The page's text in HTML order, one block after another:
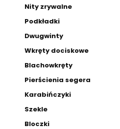
Nity zrywalne
Podkładki
Dwugwinty
Wkręty dociskowe
Blachowkręty
Pierścienia segera
Karabińczyki
Szekle
Bloczki